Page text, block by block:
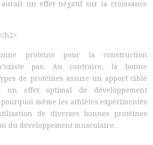
un effet négatif sur la croissance
h2>
protéine pour la construction
pas. Au contraire, la bonne
de protéines assure un apport ciblé
un effet optimal de développement
pourquoi même les athlètes expérimentés
de diverses bonnes protéines
du développement musculaire.